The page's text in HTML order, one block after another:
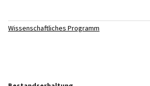
Wissenschaftliches Programm